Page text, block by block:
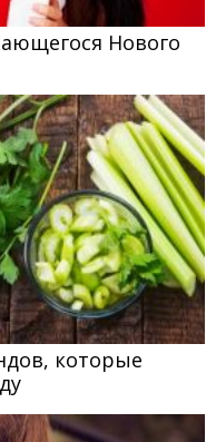
Нового
которые